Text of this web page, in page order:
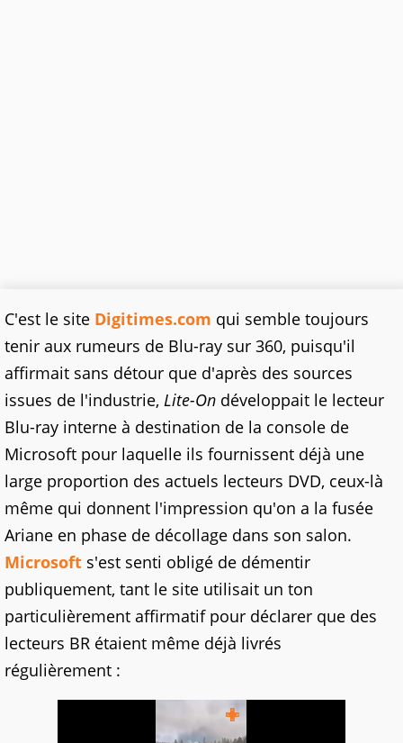
C'est le site Digitimes.com qui semble toujours
tenir aux rumeurs de Blu-ray sur 360, puisqu'il
affirmait sans détour que d'après des sources
issues de l'industrie, Lite-On développait le lecteur
Blu-ray interne à destination de la console de
Microsoft pour laquelle ils fournissent déjà une
large proportion des actuels lecteurs DVD, ceux-là
même qui donnent l'impression qu'on a la fusée
Ariane en phase de décollage dans son salon.
Microsoft s'est senti obligé de démentir
publiquement, tant le site utilisait un ton
particulièrement affirmatif pour déclarer que des
lecteurs BR étaient même déjà livrés
régulièrement :